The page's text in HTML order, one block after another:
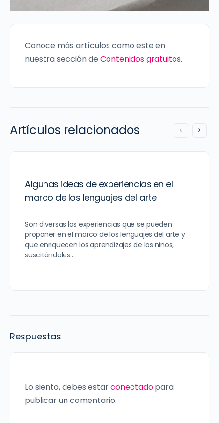
Conoce más artículos como este en
nuestra sección de Contenidos gratuitos.
Artículos relacionados
Algunas ideas de experiencias en el
marco de los lenguajes del arte
Son diversas las experiencias que se pueden
proponer en el marco de los lenguajes del arte y
que enriquecen los aprendizajes de los ninos,
suscitándoles…
Respuestas
Lo siento, debes estarconectado para
publicar un comentario.